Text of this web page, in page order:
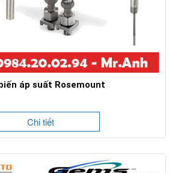
áp suất Rosemount
Chi tiết